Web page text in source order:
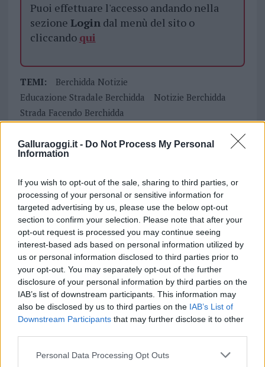
Galluraoggi.it - Do Not Process My Personal
Information
If you wish to opt-out of the sale, sharing to third parties, or
processing of your personal or sensitive information for
targeted advertising by us, please use the below opt-out
section to confirm your selection. Please note that after your
opt-out request is processed you may continue seeing
interest-based ads based on personal information utilized by
us or personal information disclosed to third parties prior to
your opt-out. You may separately opt-out of the further
disclosure of your personal information by third parties on the
IAB’s list of downstream participants. This information may
also be disclosed by us to third parties on the IAB’s List of
Downstream Participants that may further disclose it to other
Please note that this website/app uses one or more Google
Personal Data Processing Opt Outs
Puoi effettuare l'accesso andando nella
sezione Logindal menù del sito o
cliccando qui
TEMI:
Berchidda Notizie
Educazione Stradale Berchidda
Notizie Berchidda
Strada Facendo Berchidda
Notizie in tempo reale?
Inviaci le tue segnalazioni,
i tuoi video e le tue foto
Su WhatsApp al numero +39
345 356 7512